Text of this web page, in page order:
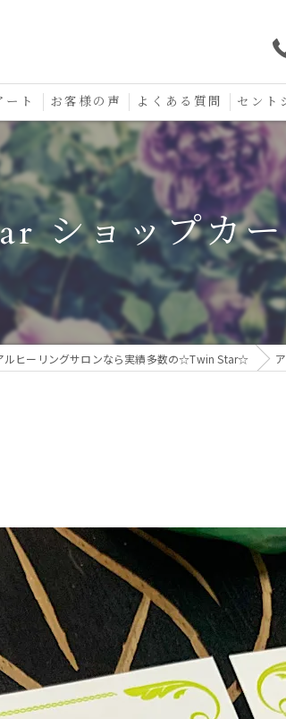
ト お客様の声
口コミ
よくある質問 セント
セン
セン
お守
ショップカ
ルヒーリングサロンなら実績多数の☆Twin Star☆